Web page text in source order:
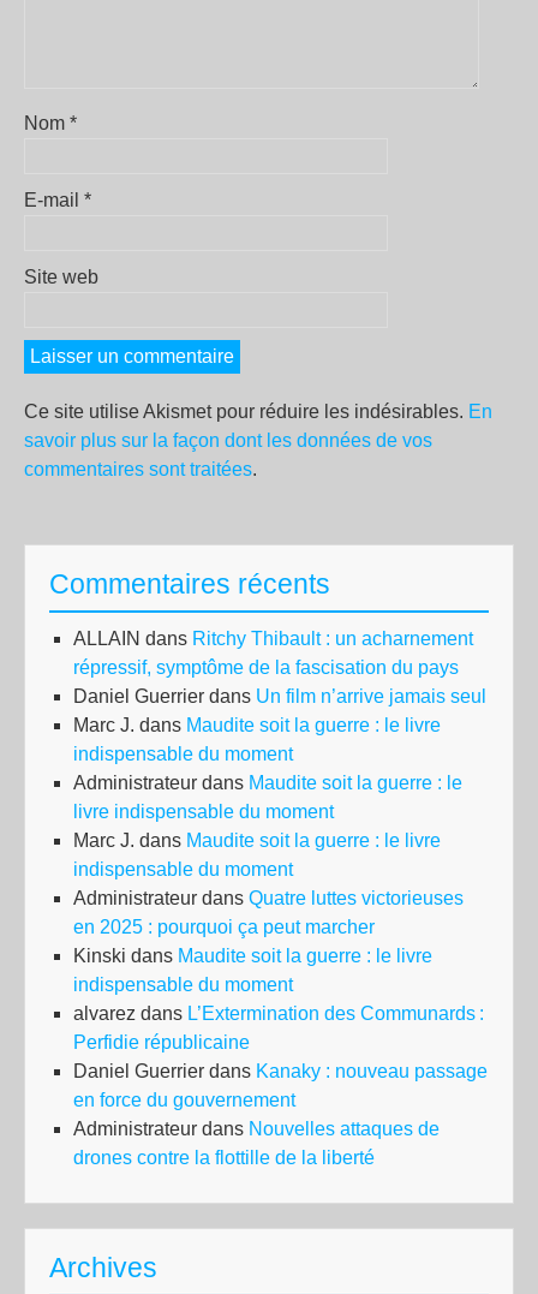
Nom *
E-mail *
Site web
Ce site utilise Akismet pour réduire les indésirables. En
savoir plus sur la façon dont les données de vos
commentaires sont traitées.
Commentaires récents
ALLAIN dans Ritchy Thibault : un acharnement
répressif, symptôme de la fascisation du pays
Daniel Guerrier dans Un film n’arrive jamais seul
Marc J. dans Maudite soit la guerre : le livre
indispensable du moment
Administrateur dans Maudite soit la guerre : le
livre indispensable du moment
Marc J. dans Maudite soit la guerre : le livre
indispensable du moment
Administrateur dans Quatre luttes victorieuses
en 2025 : pourquoi ça peut marcher
Kinski dans Maudite soit la guerre : le livre
indispensable du moment
alvarez dans L’Extermination des Communards :
Perfidie républicaine
Daniel Guerrier dans Kanaky : nouveau passage
en force du gouvernement
Administrateur dans Nouvelles attaques de
drones contre la flottille de la liberté
Archives